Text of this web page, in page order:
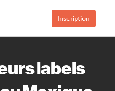
Inscription
labels